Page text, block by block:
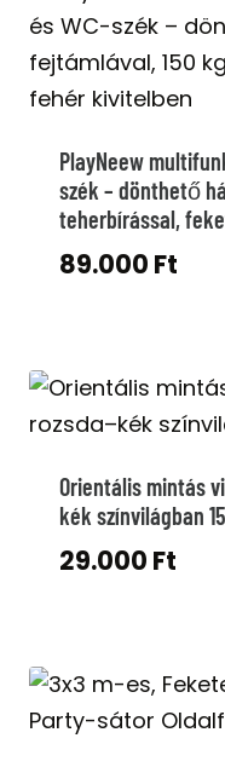
PlayNeew
szék – dönthető
teherbírással,
89.000 Ft
Orientális mintás
kék színvilágban
29.000 Ft